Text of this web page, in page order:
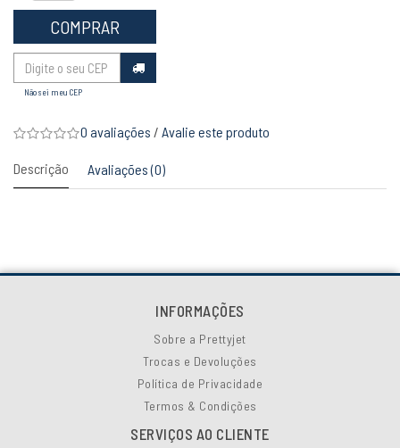
COMPRAR
Não sei meu CEP
0 avaliações / Avalie este produto
Descrição Avaliações (0)
INFORMAÇÕES
Sobre a Prettyjet
Trocas e Devoluções
Política de Privacidade
Termos & Condições
SERVIÇOS AO CLIENTE